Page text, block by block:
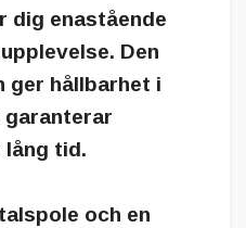
dig enastående
Den
ger hållbarhet i
lång tid.
och en